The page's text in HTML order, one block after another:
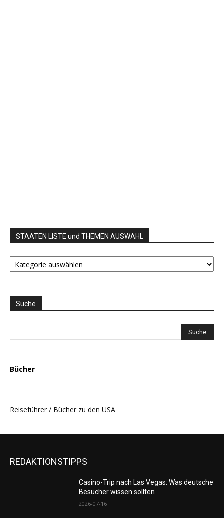
STAATEN LISTE und THEMEN AUSWAHL
STAATEN
LISTE
AUSWAHL
Suche
Bücher
Reiseführer / Bücher zu den USA
REDAKTIONSTIPPS
Casino-Trip nach Las Vegas: Was deutsche
Besucher wissen sollten
2026-07-16